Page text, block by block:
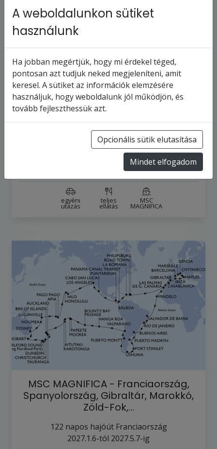
MSC MAGNIFICA - Olaszország,
Franciaország, Spanyolország,
napos hajóútOlaszország
2027.1.4-tól2027.5.5-ig
10 101 668 Ft-tól
egyéni
utazás
teljes
ellátás
MSC
MAGNIFICA
MSC MAGNIFICA - Franciaország,
Spanyolország, Gibraltár, Marokkó,
Zöld-Fok,…
122 napos hajóút Franciaország
2027.1.6-tól 2027.5.7-ig
A weboldalunkon sütiket
használunk
Ha jobban megértjük, hogy mi érdekel téged,
pontosan azt tudjuk neked megjeleníteni, amit
keresel. A sütiket az információk elemzésére
használjuk, hogy weboldalunk jól működjön, és
tovább fejleszthessük azt.
Opcionális sütik elutasítása
Mindet elfogadom